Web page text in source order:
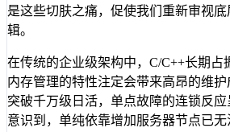
是这些切肤之痛，促使我们重新审视
辑。
在传统的企业级架构中，C/C++长期占
内存管理的特性注定会带来高昂的维
突破千万级日活，单点故障的连锁反应
意识到，单纯依靠增加服务器节点已